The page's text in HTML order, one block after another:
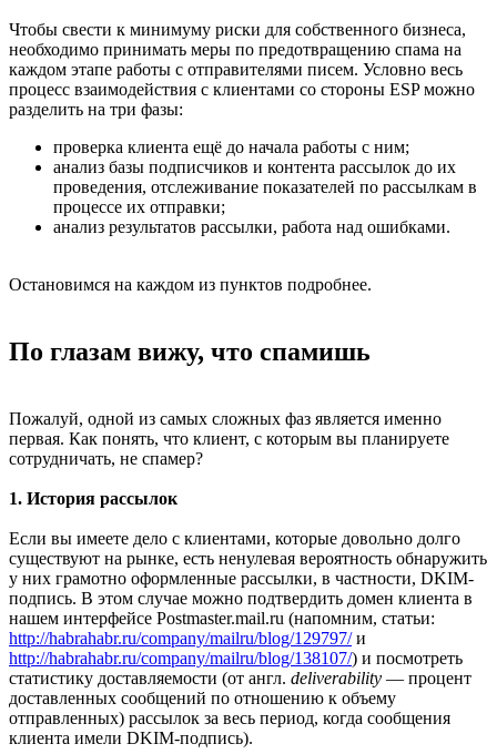
Чтобы свести к минимуму риски для собственного бизнеса,
необходимо принимать меры по предотвращению спама на
каждом этапе работы с отправителями писем. Условно весь
процесс взаимодействия с клиентами со стороны ESP можно
разделить на три фазы:
проверка клиента ещё до начала работы с ним;
анализ базы подписчиков и контента рассылок до их
проведения, отслеживание показателей по рассылкам в
процессе их отправки;
анализ результатов рассылки, работа над ошибками.
Остановимся на каждом из пунктов подробнее.
По глазам вижу, что спамишь
Пожалуй, одной из самых сложных фаз является именно
первая. Как понять, что клиент, с которым вы планируете
сотрудничать, не спамер?
1. История рассылок
Если вы имеете дело с клиентами, которые довольно долго
существуют на рынке, есть ненулевая вероятность обнаружить
у них грамотно оформленные рассылки, в частности, DKIM-
подпись. В этом случае можно подтвердить домен клиента в
нашем интерфейсе Postmaster.mail.ru (напомним, статьи:
http://habrahabr.ru/company/mailru/blog/129797/и
http://habrahabr.ru/company/mailru/blog/138107/) и посмотреть
статистику доставляемости (от англ. deliverability — процент
доставленных сообщений по отношению к объему
отправленных) рассылок за весь период, когда сообщения
клиента имели DKIM-подпись).